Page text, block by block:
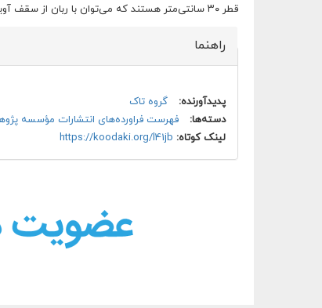
قطر ۳۰ سانتی‌متر هستند که می‌توان با ربان از سقف آویزان کرد یا با حلقه‌ی پشت تابلو، به دیوار نصب کرد.
پنهان کن
راهنما
پدیدآورنده:
گروه تاک
دسته‌ها:
فهرست فراورده‌های انتشارات مؤسسه
لینک کوتاه: https://koodaki.org/l41jb